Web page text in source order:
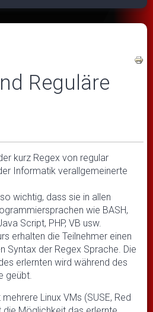
Reguläre
kurz Regex von regular
Informatik verallgemeinerte
wichtig, dass sie in allen
wie BASH,
Script, PHP, VB usw.
erhalten die Teilnehmer einen
Syntax der Regex Sprache. Die
erlernten wird während des
geübt.
Linux VMs (SUSE, Red